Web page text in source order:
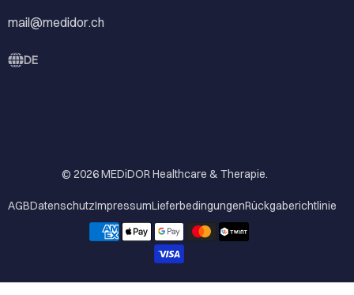
mail@medidor.ch
DE
© 2026MEDiDOR Healthcare & Therapie.
AGBDatenschutzImpressumLieferbedingungenRückgaberichtlinie